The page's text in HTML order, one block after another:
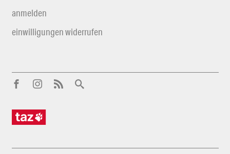
anmelden
einwilligungen widerrufen